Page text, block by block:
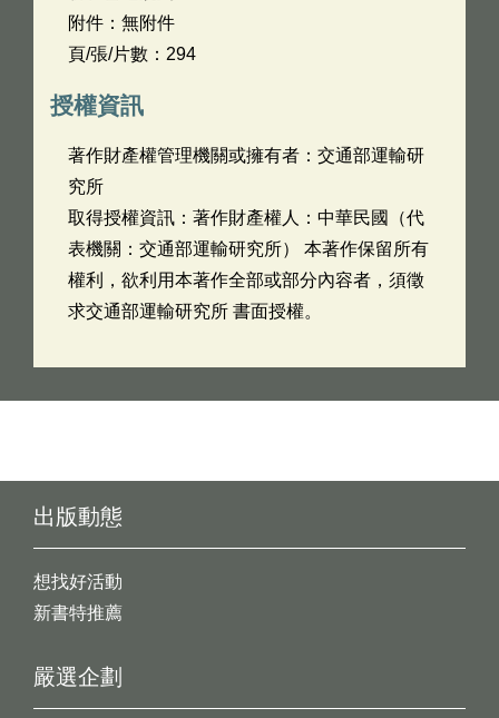
附件：無附件
頁/張/片數：294
授權資訊
著作財產權管理機關或擁有者：交通部運輸研
究所
取得授權資訊：著作財產權人：中華民國（代
表機關：交通部運輸研究所） 本著作保留所有
權利，欲利用本著作全部或部分內容者，須徵
求交通部運輸研究所 書面授權。
出版動態
想找好活動
新書特推薦
嚴選企劃